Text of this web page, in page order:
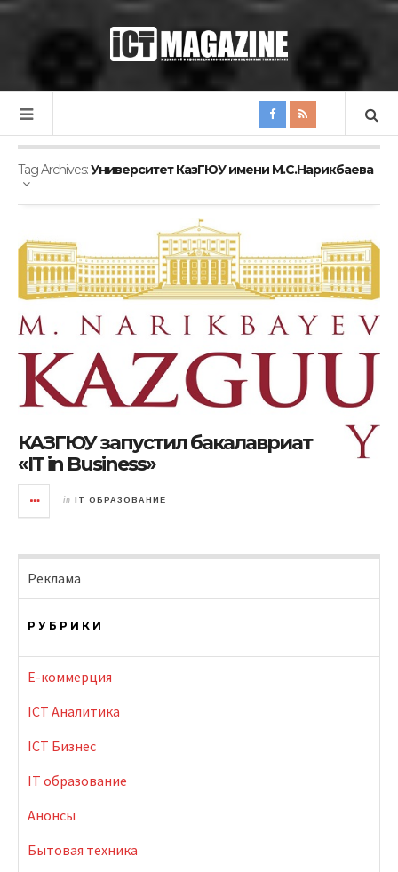
Tag Archives:Университет КазГЮУ имени М.С.Нарикбаева
КАЗГЮУ запустил бакалавриат
«IT in Business»
in IT ОБРАЗОВАНИЕ
Реклама
РУБРИКИ
E-коммерция
ICT Аналитика
ICT Бизнес
IT образование
Анонсы
Бытовая техника